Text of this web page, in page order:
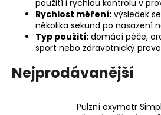
použití i rychlou kontrolu v
Rychlost měření: výsledek
několika sekund po nasazení
Typ použití: domácí péče,
sport nebo zdravotnický
Nejprodávanější
Pulzní oxymetr
HLEDAT
D